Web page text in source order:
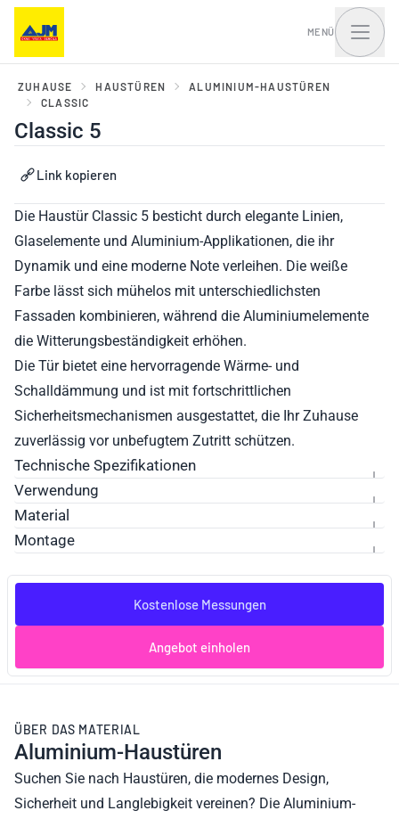
MENÜ
Fenster, Balkontüren
und Schiebesysteme
Haustüren und Portale
ZUHAUSE HAUSTÜREN
ALUMINIUM-HAUSTÜREN
CLASSIC
Classic 5
Link kopieren
Die Haustür Classic 5 besticht durch elegante Linien,
Glaselemente und Aluminium-Applikationen, die ihr
Dynamik und eine moderne Note verleihen. Die weiße
Farbe lässt sich mühelos mit unterschiedlichsten
Fassaden kombinieren, während die Aluminiumelemente
die Witterungsbeständigkeit erhöhen.
Die Tür bietet eine hervorragende Wärme- und
Schalldämmung und ist mit fortschrittlichen
Sicherheitsmechanismen ausgestattet, die Ihr Zuhause
zuverlässig vor unbefugtem Zutritt schützen.
Technische Spezifikationen
Verwendung
Material
Montage
Kostenlose Messungen
Angebot einholen
ÜBER DAS MATERIAL
Aluminium-Haustüren
Suchen Sie nach Haustüren, die modernes Design,
Sicherheit und Langlebigkeit vereinen? Die Aluminium-